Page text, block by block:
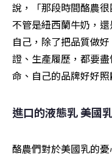
說，「那段時間酪農
不管是紐西蘭牛奶，
自己，除了把品質做
證、生產履歷，都要
命、自己的品牌好好照
進口的液態乳 美國
酪農們對於美國乳的